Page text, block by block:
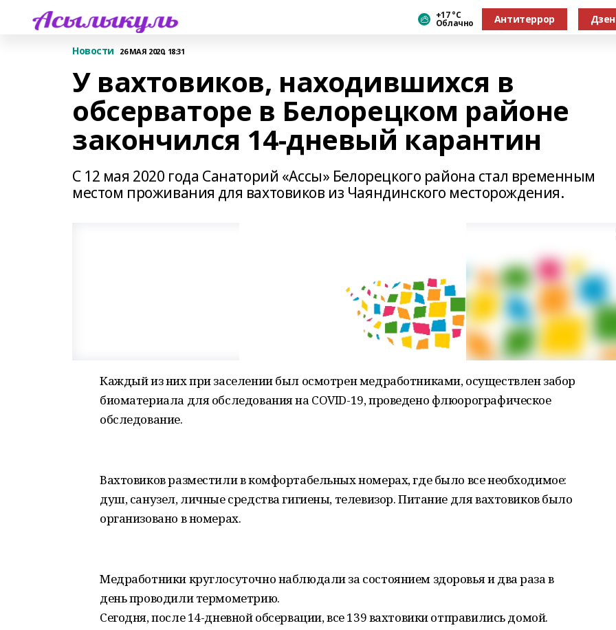
+17 °С
Облачно Антитеррор Дзен
Новости 26 МАЯ 2020, 18:31
У вахтовиков, находившихся в
обсерваторе в Белорецком районе
закончился 14-дневый карантин
С 12 мая 2020 года Санаторий «Ассы» Белорецкого района стал временным
местом проживания для вахтовиков из Чаяндинского месторождения.
Каждый из них при заселении был осмотрен медработниками, осуществлен забор
биоматериала для обследования на COVID-19, проведено флюорографическое
обследование.
Вахтовиков разместили в комфортабельных номерах, где было все необходимое:
душ, санузел, личные средства гигиены, телевизор. Питание для вахтовиков было
организовано в номерах.
Медработники круглосуточно наблюдали за состоянием здоровья и два раза в
день проводили термометрию.
Сегодня, после 14-дневной обсервации, все 139 вахтовики отправились домой.